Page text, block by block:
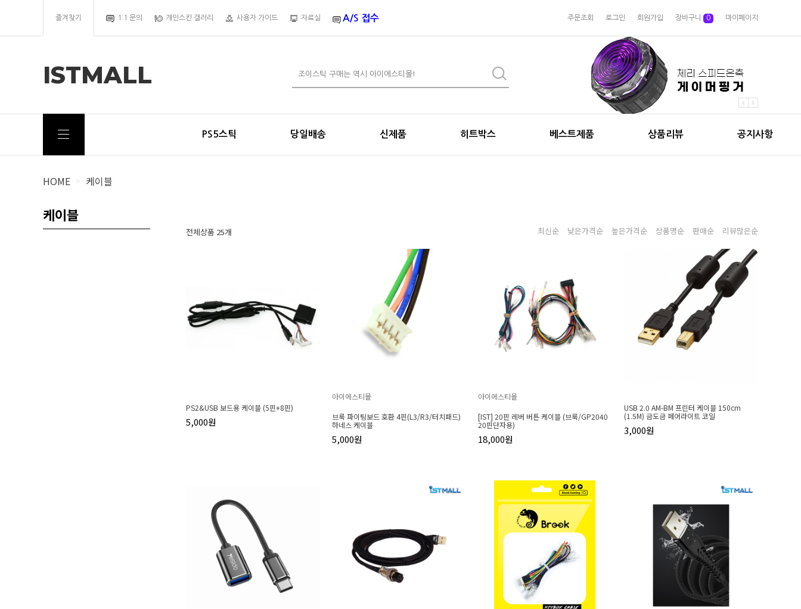
즐겨찾기 1:1 문의 개인스킨 갤러리 사용자 가이드 자료실 A/S 접수 주문조회 로그인 회원가입 장바구니 0 마이페이지
ISTMALL
PS5스틱 당일배송 신제품 히트박스 베스트제품 상품리뷰 공지사항
HOME > 케이블
케이블
전체상품 25개 최신순 낮은가격순 높은가격순 상품명순 판매순 리뷰많은순
PS2&USB 보드용 케이블 (5핀+8핀)
5,000원
아이에스티몰
브룩 파이팅보드 호환 4핀(L3/R3/터치패드)
하네스 케이블
5,000원
아이에스티몰
[IST] 20핀 레버 버튼 케이블 (브룩/GP2040
20핀단자용)
18,000원
USB 2.0 AM-BM 프린터 케이블 150cm
(1.5M) 금도금 페어라이트 코일
3,000원